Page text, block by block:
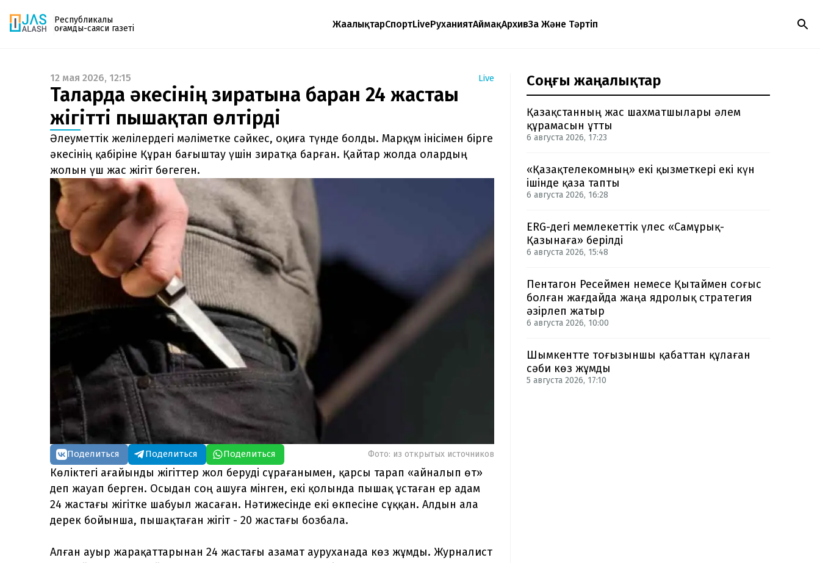
Республикалық
қоғамдық-саяси газеті
ЖаңалықтарСпортLiveРуханиятАймақАрхивЗаң Және Тәртіп
Газетке жазылу
PDF форматтағы газетті ай сайын электронды
поштаңызға алып отырыңыз. Жаңа нөмір
шыққан сәтте сізге бірден жіберіледі. Тек email
енгізіңіз, біз қалғанын өзіміз жібереміз.
12 мая 2026, 12:15 Live
Талғарда әкесінің зиратына барған 24 жастағы
жігітті пышақтап өлтірді
Әлеуметтік желілердегі мәліметке сәйкес, оқиға түнде болды. Марқұм інісімен бірге
әкесінің қабіріне Құран бағыштау үшін зиратқа барған. Қайтар жолда олардың
жолын үш жас жігіт бөгеген.
Поделиться Поделиться Поделиться Фото: из открытых источников
Көліктегі ағайынды жігіттер жол беруді сұрағанымен, қарсы тарап «айналып өт»
деп жауап берген. Осыдан соң ашуға мінген, екі қолында пышақ ұстаған ер адам
24 жастағы жігітке шабуыл жасаған. Нәтижесінде екі өкпесіне сұққан. Алдын ала
дерек бойынша, пышақтаған жігіт - 20 жастағы бозбала.
Алған ауыр жарақаттарынан 24 жастағы азамат ауруханада көз жұмды. Журналист
Соңғы жаңалықтар
Қазақстанның жас шахматшылары әлем
құрамасын ұтты
6 августа 2026, 17:23
«Қазақтелекомның» екі қызметкері екі күн
ішінде қаза тапты
6 августа 2026, 16:28
ERG-дегі мемлекеттік үлес «Самұрық-
Қазынаға» берілді
6 августа 2026, 15:48
Пентагон Ресеймен немесе Қытаймен соғыс
болған жағдайда жаңа ядролық стратегия
әзірлеп жатыр
6 августа 2026, 10:00
Шымкентте тоғызыншы қабаттан құлаған
сәби көз жұмды
5 августа 2026, 17:10